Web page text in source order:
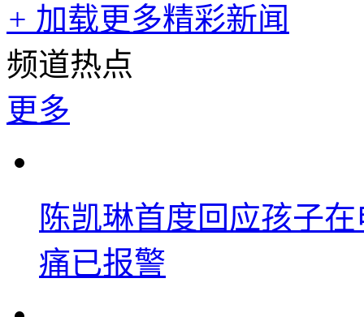
+ 加载更多精彩新闻
频道热点
更多
陈凯琳首度回应孩子
痛已报警